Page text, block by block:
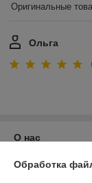
Оригинальные
Ольга
О нас
Контакты
Обработка